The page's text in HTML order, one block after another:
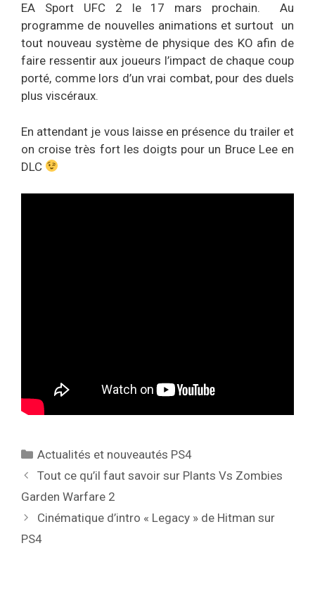
EA Sport UFC 2 le 17 mars prochain. Au
programme de nouvelles animations et surtout un
tout nouveau système de physique des KO afin de
faire ressentir aux joueurs l’impact de chaque coup
porté, comme lors d’un vrai combat, pour des duels
plus viscéraux.
En attendant je vous laisse en présence du trailer et
on croise très fort les doigts pour un Bruce Lee en
DLC
Catégories
Actualités et nouveautés PS4
Tout ce qu’il faut savoir sur Plants Vs Zombies
Garden Warfare 2
Cinématique d’intro « Legacy » de Hitman sur
PS4